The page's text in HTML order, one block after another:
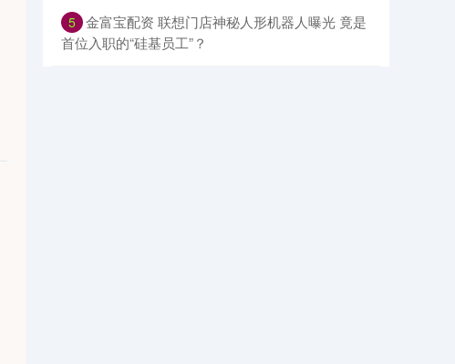
5 ​金富宝配资 联想门店神秘人形机器人曝光 竟是
首位入职的“硅基员工”？